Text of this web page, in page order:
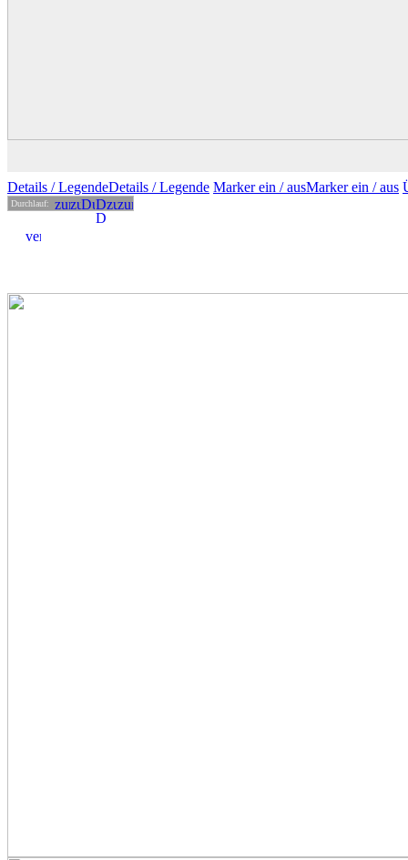
Details / LegendeDetails /Legende Marker ein /ausMarkerein / aus
Durchlauf: